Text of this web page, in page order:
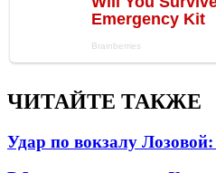
ЧИТАЙТЕ ТАКЖЕ
Удар по вокзалу